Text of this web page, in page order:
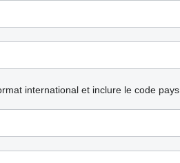
international et inclure le code pays.